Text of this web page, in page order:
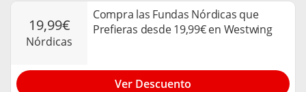
19,99€
nórdicas
Compra las Fundas Nórdicas que
Prefieras desde 19,99€ en Westwing
Ver Descuento